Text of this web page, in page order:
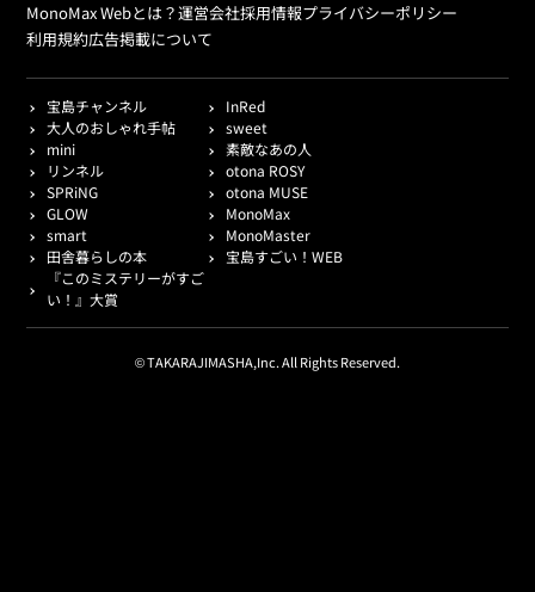
MonoMax Webとは？運営会社採用情報プライバシーポリシー
利用規約広告掲載について
宝島チャンネル
InRed
大人のおしゃれ手帖
sweet
mini
素敵なあの人
リンネル
otona ROSY
SPRiNG
otona MUSE
GLOW
MonoMax
smart
MonoMaster
田舎暮らしの本
宝島すごい！WEB
『このミステリーがすご
い！』大賞
© TAKARAJIMASHA,Inc. All Rights Reserved.